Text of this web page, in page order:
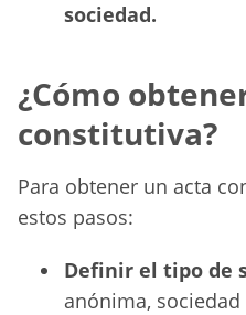
sociedad.
¿Cómo
constitutiva?
Para obtener un acta
estos pasos:
Definir el tipo de
anónima,